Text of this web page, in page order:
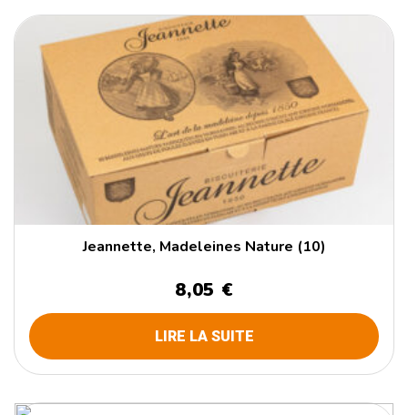
Jeannette, Madeleines Nature (10)
8,05 €
LIRE LA SUITE